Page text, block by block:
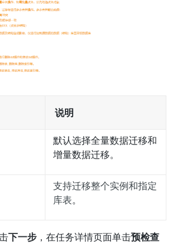
说明
默认选择全量数据迁移和
增量数据迁移。
支持迁移整个实例和指定
库表。
下一步，在任务详情页面单击预检查